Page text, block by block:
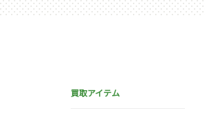
買取アイテム